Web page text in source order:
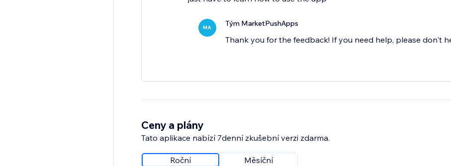
MA Tým MarketPushApps
Thank you for the feedback! If you need help, please don't
Ceny a plány
Tato aplikace nabízí 7denní zkušební verzi zdarma.
Roční Měsíční